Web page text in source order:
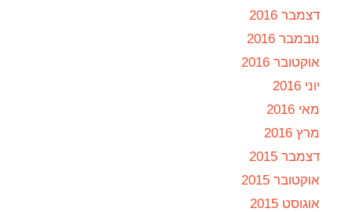
דצמבר 2016
נובמבר 2016
אוקטובר 2016
יוני 2016
מאי 2016
מרץ 2016
דצמבר 2015
אוקטובר 2015
אוגוסט 2015